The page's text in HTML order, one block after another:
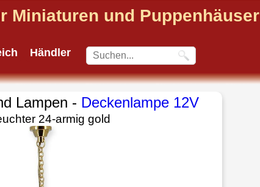
Miniaturen und Puppenhäuser
Händler
Lampen - Deckenlampe 12V
24-armig gold